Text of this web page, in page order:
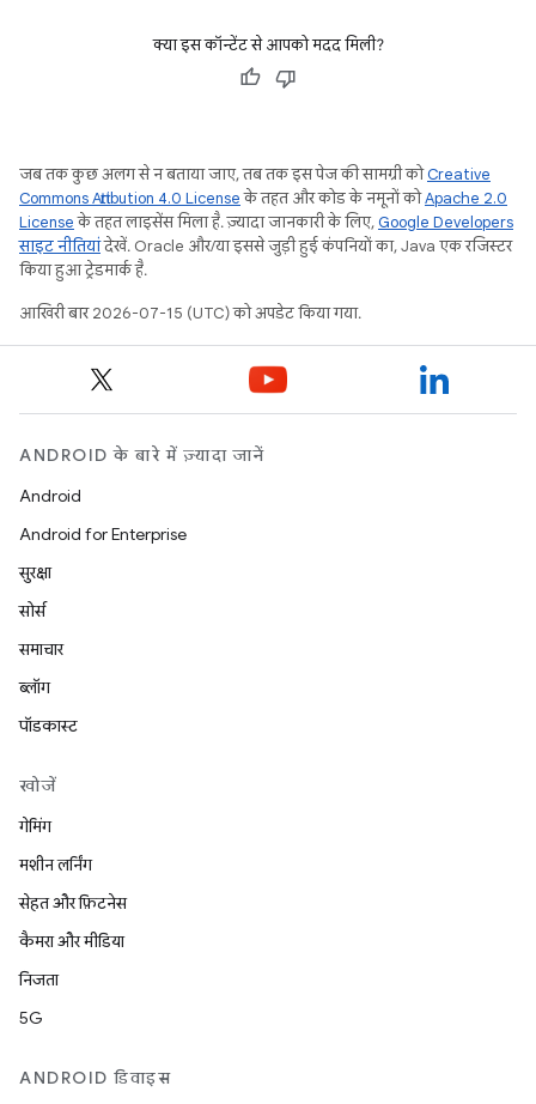
क्या इस कॉन्टेंट से आपको मदद मिली?
जब तक कुछ अलग से न बताया जाए, तब तक इस पेज की सामग्री कोCreative
Commons Attribution 4.0 Licenseके तहत और कोड के नमूनों कोApache 2.0
Licenseके तहत लाइसेंस मिला है. ज़्यादा जानकारी के लिए,Google Developers
साइट नीतियांदेखें. Oracle और/या इससे जुड़ी हुई कंपनियों का, Java एक रजिस्टर
किया हुआ ट्रेडमार्क है.
आखिरी बार 2026-07-15 (UTC) को अपडेट किया गया.
ANDROID के बारे में ज़्यादा जानें
Android
Android for Enterprise
सुरक्षा
सोर्स
समाचार
ब्लॉग
पॉडकास्ट
खोजें
गेमिंग
मशीन लर्निंग
सेहत और फ़िटनेस
कैमरा और मीडिया
निजता
5G
ANDROID डिवाइस